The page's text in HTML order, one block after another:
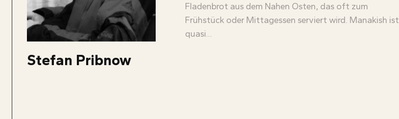
Stefan Pribnow
Fladenbrot aus dem Nahen Osten, das oft zum
Frühstück oder Mittagessen serviert wird. Manakish ist
quasi...